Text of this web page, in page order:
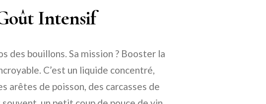
Intensif
des bouillons. Sa mission ? Booster la
C’est un liquide concentré,
arêtes de poisson, des carcasses de